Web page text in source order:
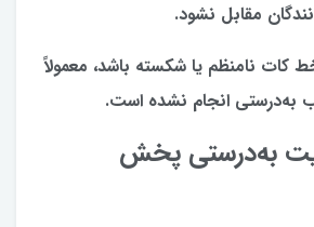
مقابل نشود.
کات نامنظم یا شکسته باشد، معمولاً
به‌درستی انجام نشده است.
به‌درستی پخش